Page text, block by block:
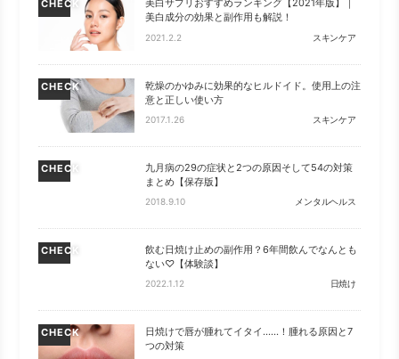
CHECK
美白サプリおすすめランキング【2021年版】｜
美白成分の効果と副作用も解説！
2021.2.2 スキンケア
CHECK
乾燥のかゆみに効果的なヒルドイド。使用上の注
意と正しい使い方
2017.1.26 スキンケア
CHECK
九月病の29の症状と2つの原因そして54の対策
まとめ【保存版】
2018.9.10 メンタルヘルス
CHECK
飲む日焼け止めの副作用？6年間飲んでなんとも
ない♡【体験談】
2022.1.12 日焼け
CHECK
日焼けで唇が腫れてイタイ……！腫れる原因と7
つの対策